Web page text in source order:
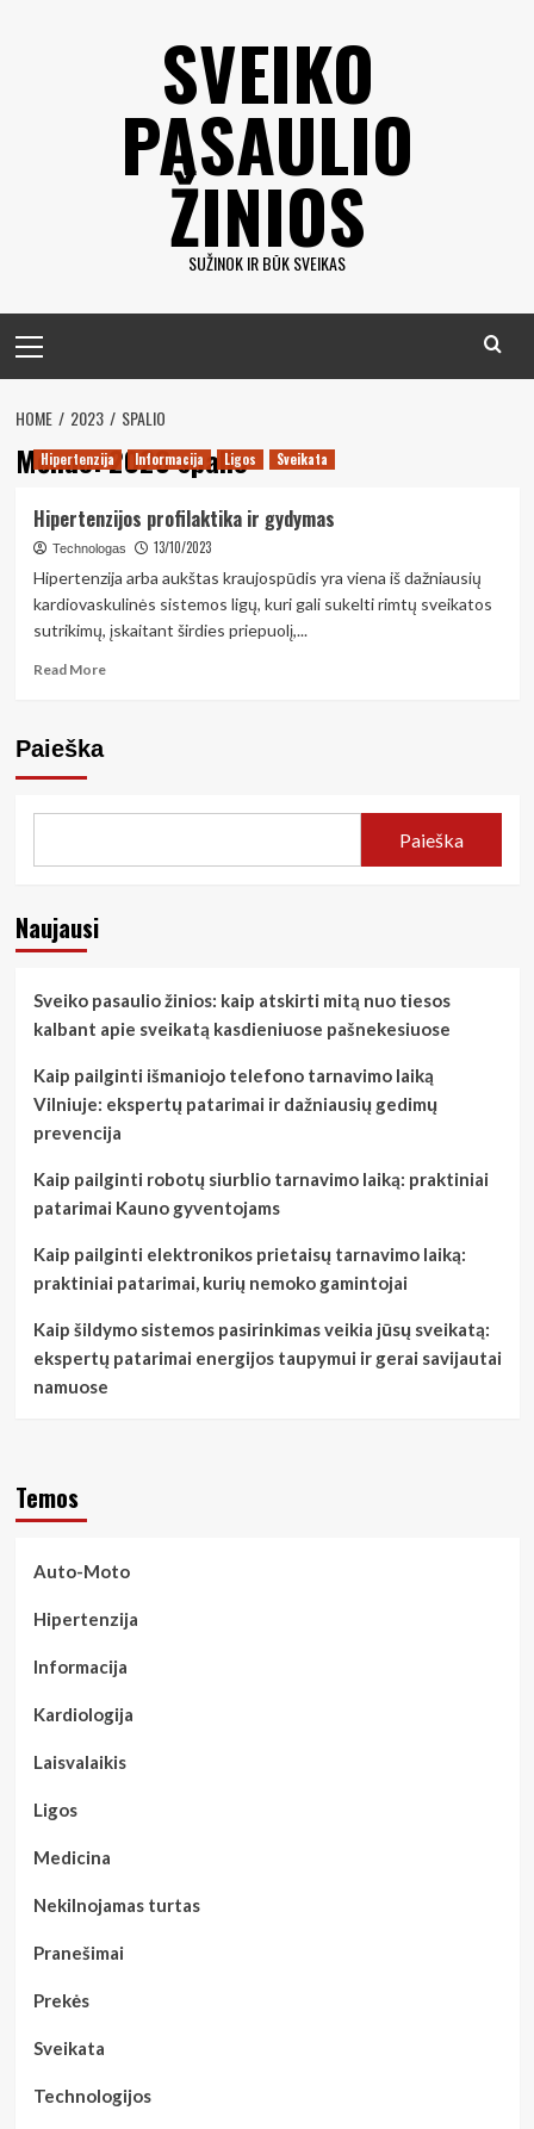
SVEIKO
PASAULIO
ŽINIOS
SUŽINOK IR BŪK SVEIKAS
meniu
HOME 2023 SPALIO
Mėnuo:2023 spalio
Hipertenzija Informacija Ligos Sveikata
Hipertenzijos profilaktika ir gydymas
Technologas 13/10/2023
Hipertenzija arba aukštas kraujospūdis yra viena iš dažniausių
kardiovaskulinės sistemos ligų, kuri gali sukelti rimtų sveikatos
sutrikimų, įskaitant širdies priepuolį,...
Read MoreRead
profilaktika
Paieška
Paieška
Naujausi
Sveiko pasaulio žinios: kaip atskirti mitą nuo tiesos
kalbant apie sveikatą kasdieniuose pašnekesiuose
Kaip pailginti išmaniojo telefono tarnavimo laiką
Vilniuje: ekspertų patarimai ir dažniausių gedimų
prevencija
Kaip pailginti robotų siurblio tarnavimo laiką: praktiniai
patarimai Kauno gyventojams
Kaip pailginti elektronikos prietaisų tarnavimo laiką:
praktiniai patarimai, kurių nemoko gamintojai
Kaip šildymo sistemos pasirinkimas veikia jūsų sveikatą:
ekspertų patarimai energijos taupymui ir gerai savijautai
namuose
Temos
Auto-Moto
Hipertenzija
Informacija
Kardiologija
Laisvalaikis
Ligos
Medicina
Nekilnojamas turtas
Pranešimai
Prekės
Sveikata
Technologijos